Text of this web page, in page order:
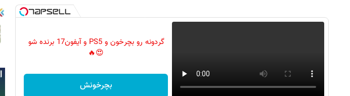
گردونه رو بچرخون و PS5 و آیفون17 برنده شو
😍🔥
بچرخونش